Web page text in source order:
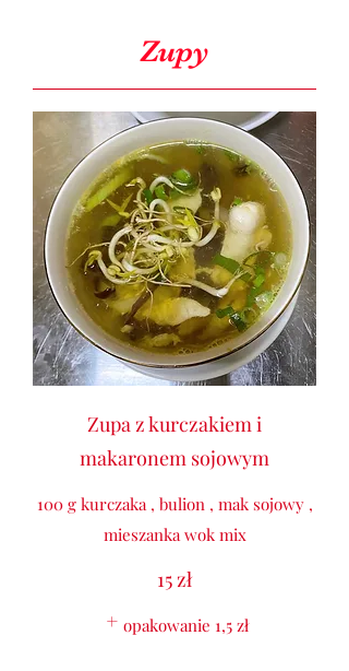
Zupy
Zupa z kurczakiem i
makaronem sojowym
100 g kurczaka , bulion , mak sojowy ,
mieszanka wok mix
15 zł
opakowanie 1,5 zł